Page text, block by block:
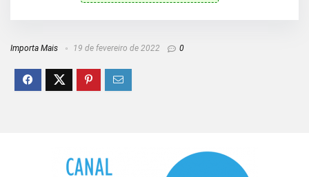
Importa Mais 19 de fevereiro de 2022 0